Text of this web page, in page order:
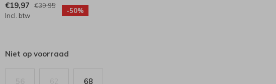
€19,97
€39,95
Incl. btw
-50%
Niet op voorraad
68